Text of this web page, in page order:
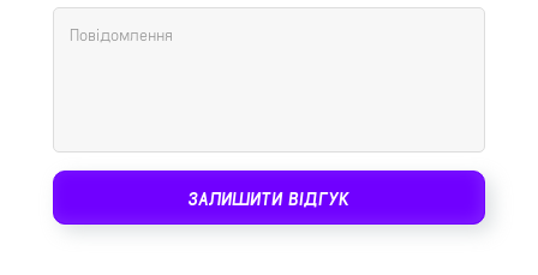
ЗАЛИШИТИ ВІДГУК